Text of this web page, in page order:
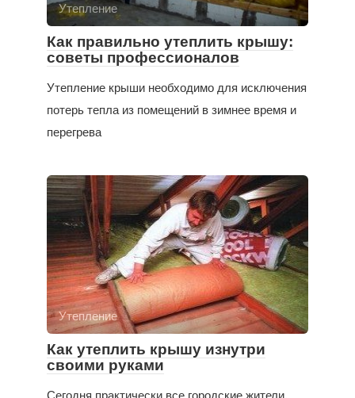
Утепление
Как правильно утеплить крышу:
советы профессионалов
Утепление крыши необходимо для исключения
потерь тепла из помещений в зимнее время и
перегрева
Утепление
Как утеплить крышу изнутри
своими руками
Сегодня практически все городские жители,